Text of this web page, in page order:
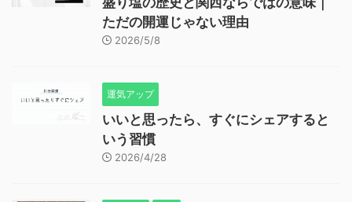
ただの開運じゃない理由
2026/5/8
運気アップ
いいと思ったら、すぐにシェアすると
いう習慣
2026/4/28